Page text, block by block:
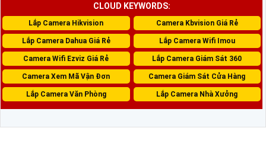
CLOUD KEYWORDS:
Lắp Camera Hikvision Camera Kbvision Giá Rẻ
Lắp Camera Dahua Giá Rẻ Lắp Camera Wifi Imou
Camera Wifi Ezviz Giá Rẻ Lắp Camera Giám Sát 360
Camera Xem Mã Vận Đơn Camera Giám Sát Cửa Hàng
Lắp Camera Văn Phòng Lắp Camera Nhà Xưởng